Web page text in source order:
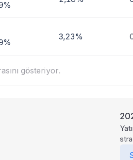
3,23%
gösteriyor.